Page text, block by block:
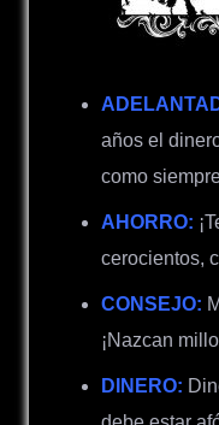
años el
como
AHORRO:
cerocientos,
CONSEJO:
¡Nazcan
DINERO: